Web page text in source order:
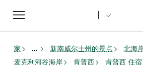
Toggle
navigation
家 ... 新南威尔士州的景点
北海
麦克利河谷海岸
肯普西 肯普西 住宿